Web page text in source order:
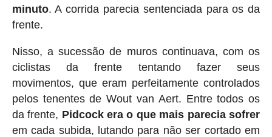
minuto. A corrida parecia sentenciada para os da
frente.
Nisso, a sucessão de muros continuava, com os
ciclistas da frente tentando fazer seus
movimentos, que eram perfeitamente controlados
pelos tenentes de Wout van Aert. Entre todos os
da frente, Pidcock era o que mais parecia sofrer
em cada subida, lutando para não ser cortado em